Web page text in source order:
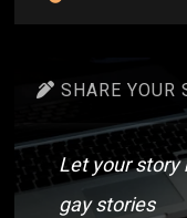
SHARE YOUR
Let your story
gay stories